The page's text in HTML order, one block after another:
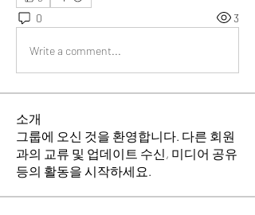
0 3
Write a comment...
소개
그룹에 오신 것을 환영합니다. 다른 회원
과의 교류 및 업데이트 수신, 미디어 공유
등의 활동을 시작하세요.